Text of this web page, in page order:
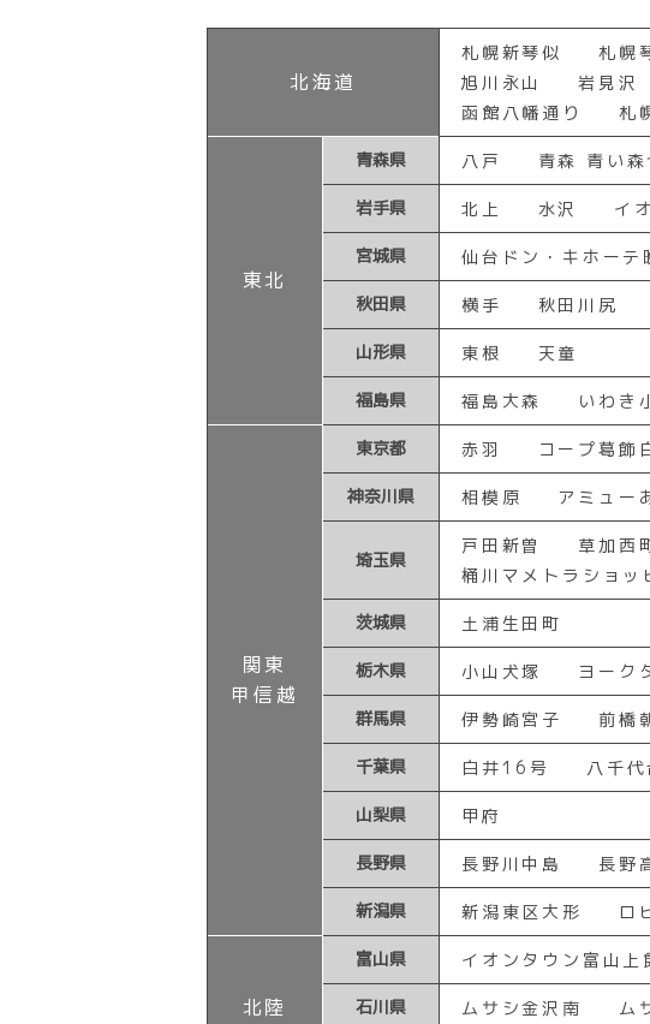
北海道
札幌新琴似 札幌
旭川永山
岩見沢
函館八幡通り
札
東北
青森県 八戸 青森 青い
岩手県 北上 水沢 イ
宮城県 仙台ドン・キホーテ
秋田県 横手 秋田川尻
山形県 東根 天童
福島県 福島大森 いわき
関東
甲信越
東京都 赤羽 コープ葛飾
神奈川県 相模原 アミュー
埼玉県
戸田新曽 草加西
桶川マメトラショッ
茨城県 土浦生田町
栃木県 小山犬塚 ヨーク
群馬県 伊勢崎宮子 前橋
千葉県 白井16号 八千代
山梨県 甲府
長野県 長野川中島 長野
新潟県 新潟東区大形 ロ
北陸
富山県 イオンタウン富山上
石川県 ムサシ金沢南 ム